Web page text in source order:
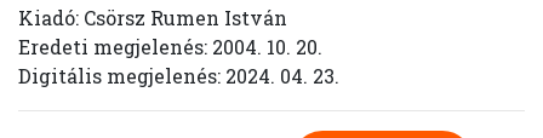
Kiadó: Csörsz Rumen István
Eredeti megjelenés: 2004. 10. 20.
Digitális megjelenés: 2024. 04. 23.